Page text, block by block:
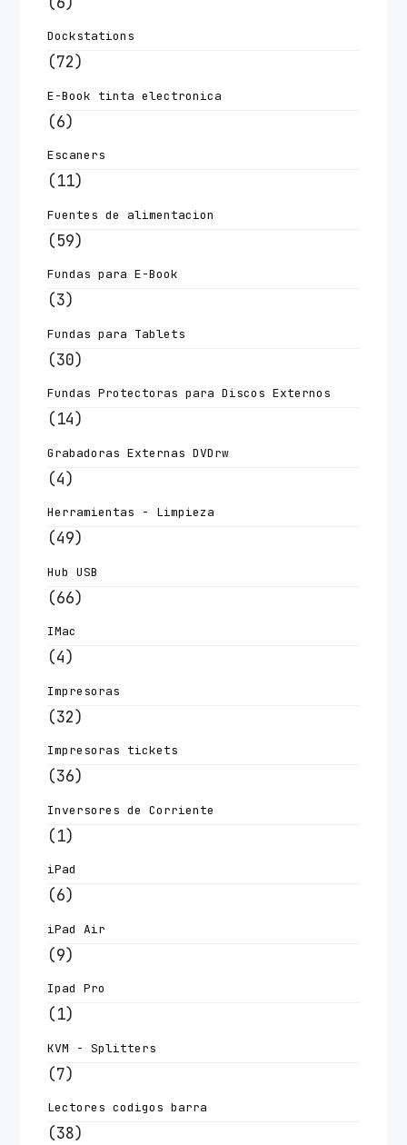
Dockstations
(72)
E-Book tinta electronica
(6)
Escaners
(11)
Fuentes de alimentacion
(59)
Fundas para E-Book
(3)
Fundas para Tablets
(30)
Fundas Protectoras para Discos Externos
(14)
Grabadoras Externas DVDrw
(4)
Herramientas - Limpieza
(49)
Hub USB
(66)
IMac
(4)
Impresoras
(32)
Impresoras tickets
(36)
Inversores de Corriente
(1)
iPad
(6)
iPad Air
(9)
Ipad Pro
(1)
KVM - Splitters
(7)
Lectores codigos barra
(38)